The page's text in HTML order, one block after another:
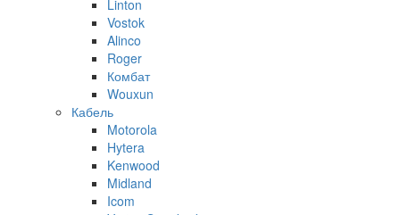
Linton
Vostok
Alinco
Roger
Комбат
Wouxun
Кабель
Motorola
Hytera
Kenwood
Midland
Icom